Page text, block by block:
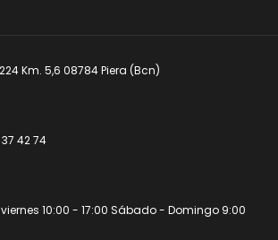
Km. 5,6 08784 Piera (Bcn)
42 74
10:00 - 17:00 Sábado - Domingo 9:00